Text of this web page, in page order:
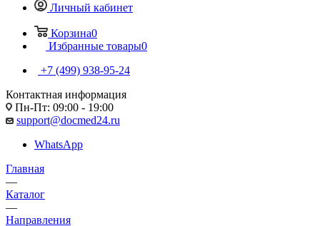
Личный кабинет
Корзина0
Избранные товары0
+7 (499) 938-95-24
Контактная информация
Пн-Пт: 09:00 - 19:00
support@docmed24.ru
WhatsApp
Главная
—
Каталог
—
Направления